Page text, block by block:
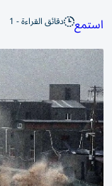
استمع دقائق القراءة - 1